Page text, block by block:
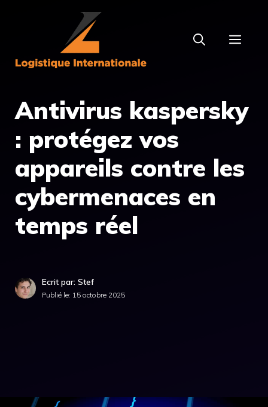
Antivirus kaspersky
: protégez vos
appareils contre les
cybermenaces en
temps réel
Ecrit par: Stef
Publié le: 15 octobre 2025